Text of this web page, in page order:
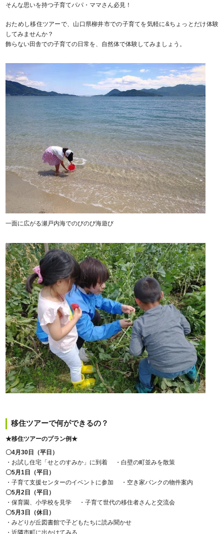
そんな思いを持つ子育てパパ・ママさん必見！
おためし移住ツアーで、山口県柳井市での子育てを気軽に&ちょっとだけ体験
してみませんか？
飾らない田舎での子育ての日常を、自然体で体験してみましょう。
一面に広がる瀬戸内海でのびのび海遊び
移住ツアーで何ができるの？
★移住ツアーのプラン例★
〇4月30日（平日）
・お試し住宅「せとのすみか」に到着 ・白壁の町並みを散策
〇5月1日（平日）
・子育て支援センターのイベントに参加 ・空き家バンクの物件案内
〇5月2日（平日）
・保育園、小学校を見学 ・子育て世代の移住者さんと交流会
〇5月3日（休日）
・みどりが丘図書館で子どもたちに読み聞かせ
・近隣市町に出かけてみる